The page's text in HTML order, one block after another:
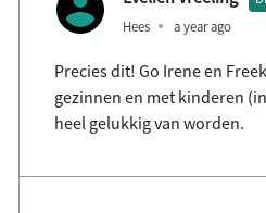
Hees a year ago
Precies dit! Go Irene en
gezinnen en met kinderen
heel gelukkig van worden.